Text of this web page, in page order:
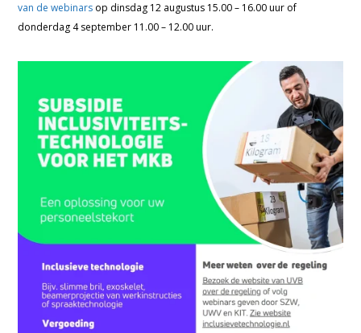
van de webinars op dinsdag 12 augustus 15.00 – 16.00 uur of
donderdag 4 september 11.00 – 12.00 uur.